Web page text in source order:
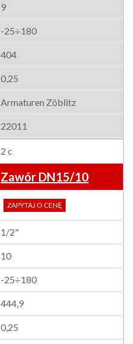
9
-25÷180
404
0,25
Armaturen Zöblitz
22011
2 c
Zawór DN15/10
ZAPYTAJ O CENĘ
1/2"
10
-25÷180
444,9
0,25